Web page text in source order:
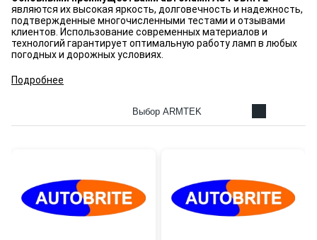
являются их высокая яркость, долговечность и надежность,
подтвержденные многочисленными тестами и отзывами
клиентов. Использование современных материалов и
технологий гарантирует оптимальную работу ламп в любых
погодных и дорожных условиях.
Подробнее
Выбор ARMTEK